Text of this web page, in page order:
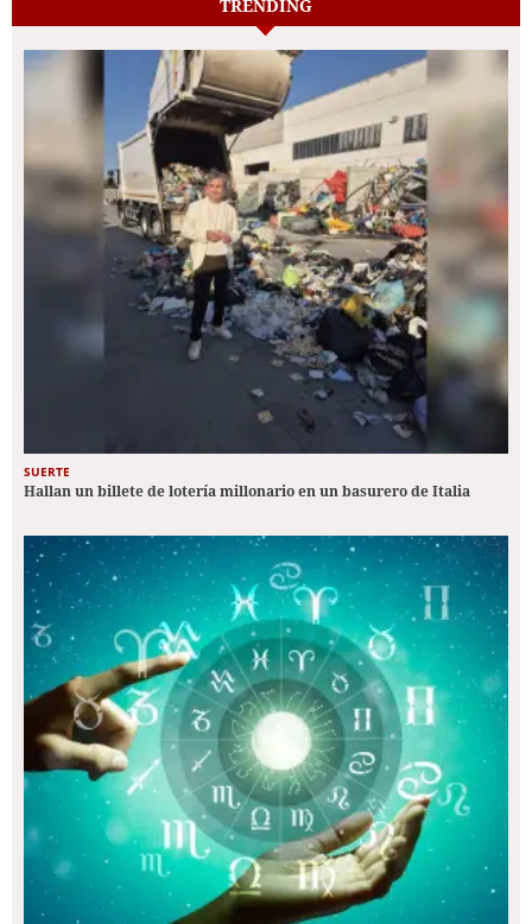
TRENDING
SUERTE
Hallan un billete de lotería millonario en un basurero de Italia